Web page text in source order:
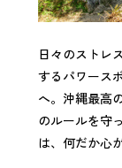
日々のストレ
するパワース
へ。沖縄最高
のルールを守
は、何だか心